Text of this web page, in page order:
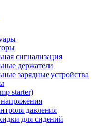
сигнализация
держатели
зарядные устройства
starter)
давления
для сидений